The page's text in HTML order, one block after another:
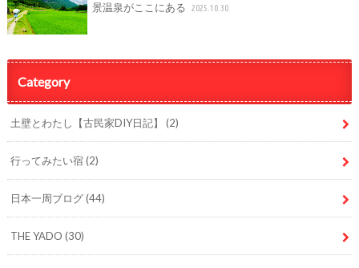
景温泉がここにある
2025.10.30
Category
土壁とわたし【古民家DIY日記】 (2)
行ってみたい宿(2)
日本一周ブログ(44)
THE YADO (30)